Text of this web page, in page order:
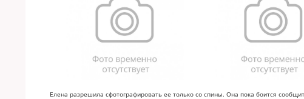
Елена разрешила сфотографировать ее только со спины. Она пока боится